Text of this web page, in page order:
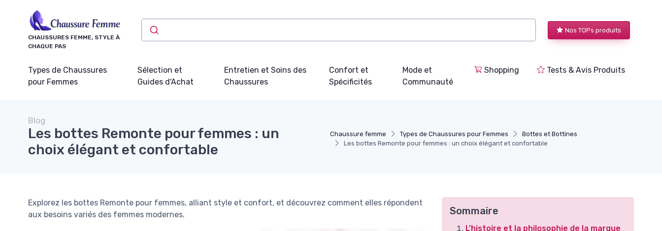
CHAUSSURES FEMME, STYLE À
CHAQUE PAS
Nos TOPs produits
Types de Chaussures
pour Femmes
Sélection et
Guides d'Achat
Entretien et Soins des
Chaussures
Confort et
Spécificités
Mode et
Communauté
Shopping Tests & Avis Produits
Chaussure femme Types de Chaussures pour Femmes
Bottes et Bottines
Les bottes Remonte pour femmes : un choix élégant et confortable
Blog
Les bottes Remonte pour femmes : un
choix élégant et confortable
Explorez les bottes Remonte pour femmes, alliant style et confort, et découvrez comment elles répondent
aux besoins variés des femmes modernes.
Sommaire
L'histoire et la philosophie de la marque